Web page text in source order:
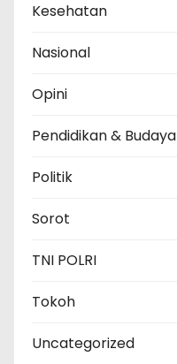
Kesehatan
Nasional
Opini
Pendidikan & Budaya
Politik
Sorot
TNI POLRI
Tokoh
Uncategorized